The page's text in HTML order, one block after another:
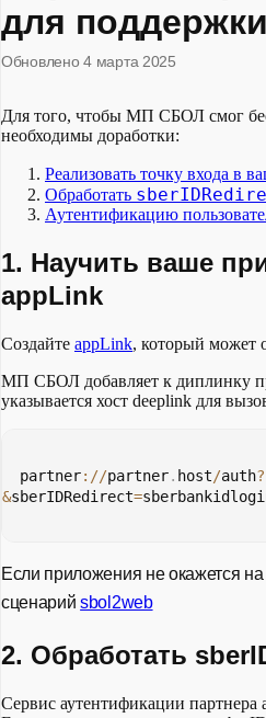
для
Обновлено 4 марта 2025
Для того, чтобы МП СБОЛ смог
необходимы доработки:
Реализовать точку входа в
Обработать
Аутентификацию
1. Научить ваше
appLink
Создайте appLink, который может
МП СБОЛ добавляет к диплинку
указывается хост deeplink для
partner: //partner. host/auth?
&sberIDRedirect=
Если приложения не окажется
сценарийsbol2web
2. Обработать
Сервис аутентификации партнера